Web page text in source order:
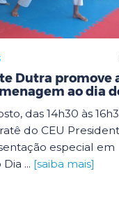
Dutra promove
ao dia
das 14h30 às
do CEU
especial em
... [saiba mais]